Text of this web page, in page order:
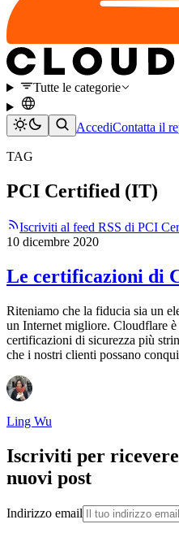
Tutte le categorie
AccediContatta il
TAG
PCI Certified (IT)
Iscriviti al feed RSS di PCI
10 dicembre 2020
Le certificazioni di
Riteniamo che la fiducia sia un
un Internet migliore. Cloudflare
certificazioni di sicurezza più
che i nostri clienti possano
Ling Wu
Iscriviti per
nuovi post
Indirizzo email